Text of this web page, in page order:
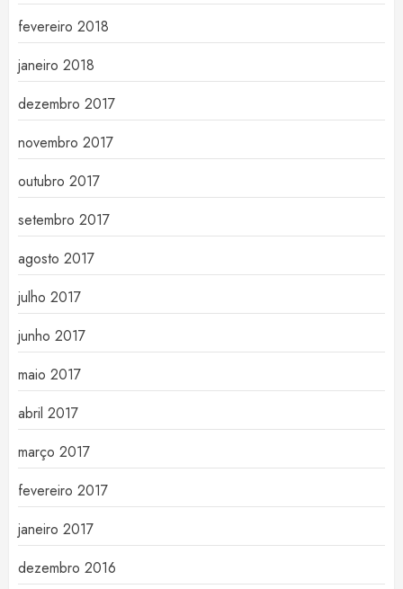
fevereiro 2018
janeiro 2018
dezembro 2017
novembro 2017
outubro 2017
setembro 2017
agosto 2017
julho 2017
junho 2017
maio 2017
abril 2017
março 2017
fevereiro 2017
janeiro 2017
dezembro 2016